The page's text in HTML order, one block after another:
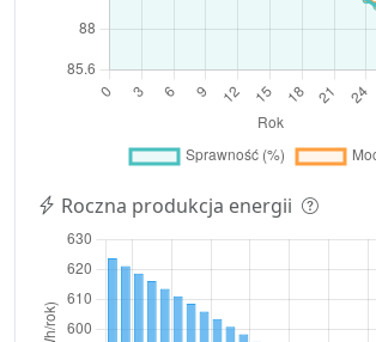
Roczna produkcja energii